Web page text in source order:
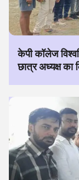
केपी कॉलेज
छात्र अध्यक्ष का